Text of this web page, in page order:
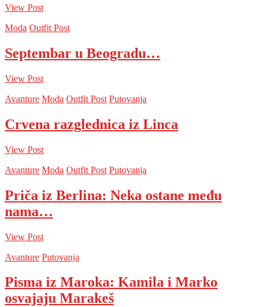
View Post
Moda Outfit Post
Septembar u Beogradu…
View Post
Avanture Moda Outfit Post Putovanja
Crvena razglednica iz Linca
View Post
Avanture Moda Outfit Post Putovanja
Priča iz Berlina: Neka ostane među
nama…
View Post
Avanture Putovanja
Pisma iz Maroka: Kamila i Marko
osvajaju Marakeš